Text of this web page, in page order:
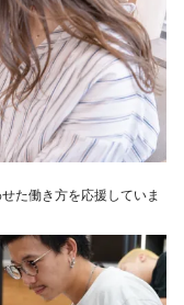
た働き方を応援していま